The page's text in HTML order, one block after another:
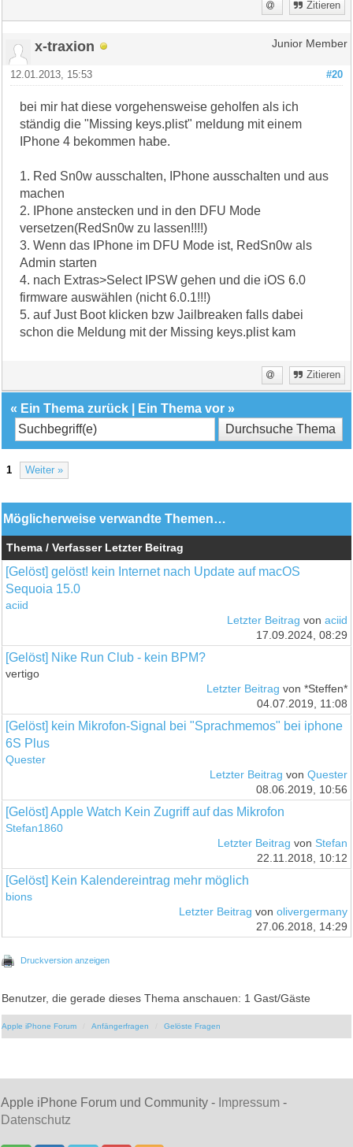
Zitieren
x-traxion Junior Member
#20
12.01.2013, 15:53
bei mir hat diese vorgehensweise geholfen als ich
ständig die "Missing keys.plist" meldung mit einem
IPhone 4 bekommen habe.
1. Red Sn0w ausschalten, IPhone ausschalten und aus
machen
2. IPhone anstecken und in den DFU Mode
versetzen(RedSn0w zu lassen!!!!)
3. Wenn das IPhone im DFU Mode ist, RedSn0w als
Admin starten
4. nach Extras>Select IPSW gehen und die iOS 6.0
firmware auswählen (nicht 6.0.1!!!)
5. auf Just Boot klicken bzw Jailbreaken falls dabei
schon die Meldung mit der Missing keys.plist kam
Zitieren
« Ein Thema zurück Ein Thema vor »
1 Weiter »
Möglicherweise verwandte Themen…
Thema / Verfasser Letzter Beitrag
[Gelöst] gelöst! kein Internet nach Update auf macOS
Sequoia 15.0
aciid
Letzter Beitrag von aciid
17.09.2024, 08:29
[Gelöst] Nike Run Club - kein BPM?
vertigo
Letzter Beitrag von *Steffen*
04.07.2019, 11:08
[Gelöst] kein Mikrofon-Signal bei "Sprachmemos" bei iphone
6S Plus
Quester
Letzter Beitrag von Quester
08.06.2019, 10:56
[Gelöst] Apple Watch Kein Zugriff auf das Mikrofon
Stefan1860
Letzter Beitrag von Stefan
22.11.2018, 10:12
[Gelöst] Kein Kalendereintrag mehr möglich
bions
Letzter Beitrag von olivergermany
27.06.2018, 14:29
Druckversion anzeigen
Benutzer, die gerade dieses Thema anschauen: 1 Gast/Gäste
Apple iPhone Forum Anfängerfragen Gelöste Fragen
Apple iPhone Forum und Community - Impressum -
Datenschutz